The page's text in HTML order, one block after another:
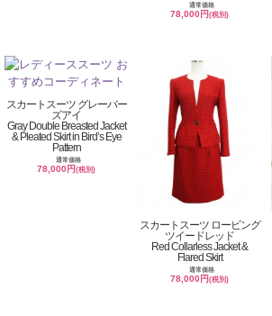
通常価格
78,000円(税別)
スカートスーツ グレーバー
ズアイ
Gray Double Breasted Jacket
& Pleated Skirt in Bird’s Eye
Pattern
通常価格
78,000円(税別)
スカートスーツ ロービング
ツイードレッド
Red Collarless Jacket &
Flared Skirt
通常価格
78,000円(税別)